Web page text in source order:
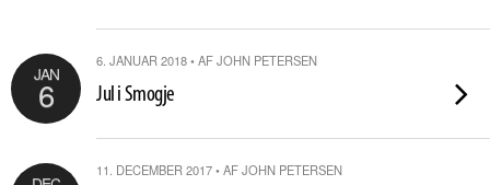
JAN
6
6. JANUAR 2018 • AF JOHN PETERSEN
Jul i Smogje
11. DECEMBER 2017 • AF JOHN PETERSEN